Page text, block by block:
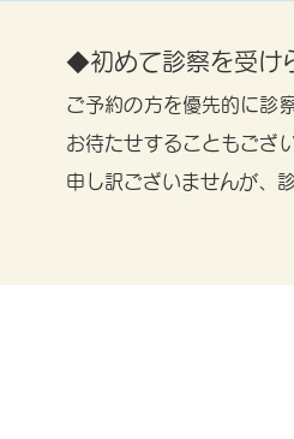
◆初めて診察を受け
ご予約の方を優先的に診
お待たせすることもござ
申し訳ございませんが、